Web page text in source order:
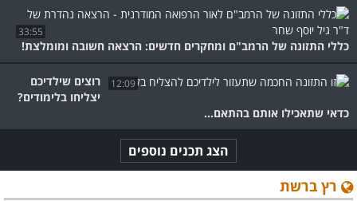
33:55
כללי התזונה של הרמב"ם ומחקרים חדשים: הרצאה חשובה ומומלצת!
12:09
רוצים שילדיכם
יצליחו בלימודים?
כדאי שתאכילו אותם בהתאם...
הצג תכנים נוספים
רץ ברשת